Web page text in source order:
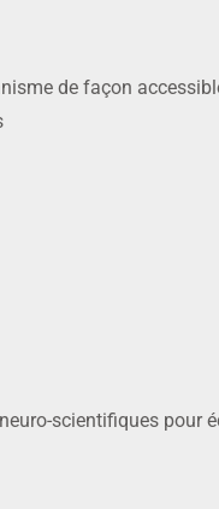
de façon
scientifiques pour